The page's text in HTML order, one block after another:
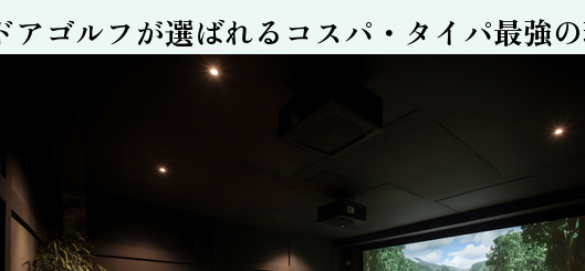
アゴルフが選ばれるコスパ・タイパ最強